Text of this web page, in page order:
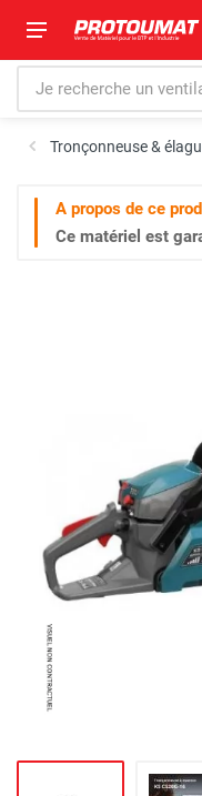
Tronçonneuse &
A propos de ce
Ce matériel est